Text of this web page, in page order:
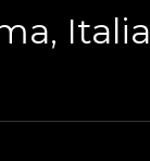
Italia